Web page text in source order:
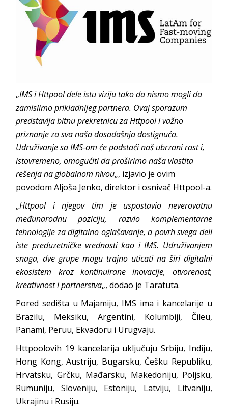
„IMS i Httpool dele istu viziju tako da nismo mogli da
zamislimo prikladnijeg partnera. Ovaj sporazum
predstavlja bitnu prekretnicu za Httpool i važno
priznanje za sva naša dosadašnja dostignuća.
Udruživanje sa IMS-om će podstaći naš ubrzani rast i,
istovremeno, omogućiti da proširimo naša vlastita
rešenja na globalnom nivou„, izjavio je ovim
povodom Aljoša Jenko, direktor i osnivač Httpool-a.
„Httpool i njegov tim je uspostavio neverovatnu
međunarodnu poziciju, razvio komplementarne
tehnologije za digitalno oglašavanje, a povrh svega deli
iste preduzetničke vrednosti kao i IMS. Udruživanjem
snaga, dve grupe mogu trajno uticati na širi digitalni
ekosistem kroz kontinuirane inovacije, otvorenost,
kreativnost i partnerstva„, dodao je Taratuta.
Pored sedišta u Majamiju, IMS ima i kancelarije u
Brazilu, Meksiku, Argentini, Kolumbiji, Čileu,
Panami, Peruu, Ekvadoru i Urugvaju.
Httpoolovih 19 kancelarija uključuju Srbiju, Indiju,
Hong Kong, Austriju, Bugarsku, Češku Republiku,
Hrvatsku, Grčku, Mađarsku, Makedoniju, Poljsku,
Rumuniju, Sloveniju, Estoniju, Latviju, Litvaniju,
Ukrajinu i Rusiju.